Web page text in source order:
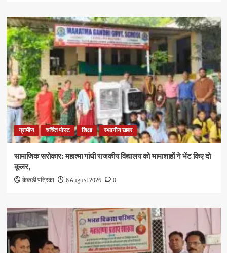
ग्रामीण चर्चित पोस्ट शिक्षा स्थानीय खबर
सामाजिक सरोकार: महात्मा गांधी राजकीय विद्यालय को भामाशाहों ने भेंट किए दो
कूलर,
केकड़ी पत्रिका 6 August 2026 0